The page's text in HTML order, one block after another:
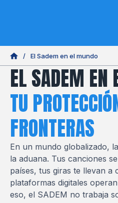
/ El Sadem en el mundo
EL SADEM EN
TU
FRONTERAS
En un mundo globalizado,
la aduana. Tus canciones
países, tus giras te llevan
plataformas digitales
eso, el SADEM no trabaja